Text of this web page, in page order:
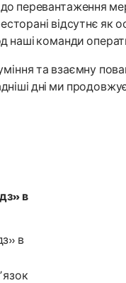
перевантаження
відсутнє як
наші команди
та взаємну
дні ми
в
в